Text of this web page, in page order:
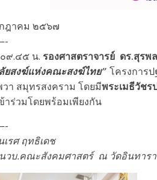
ฎาคม ๒๕๖๗
๐๙.๔๕ น. รองศาสตราจารย์ ดร.สุรพ
ยสงฆ์แห่งคณะสงฆ์ไทย” โครงการ
วา สมุทรสงคราม โดยมีพระเมธีวัชร
าร่วมโดยพร้อมเพียงกัน
เรศ ฤทธิเดช
นวบ.คณะสังคมศาสตร์ ณ วัดอินทาร